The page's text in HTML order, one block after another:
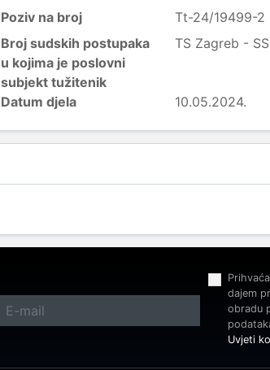
Poziv na broj
Tt-24/19499-2
Broj sudskih postupaka
u kojima je poslovni
subjekt tužitenik
TS Zagreb -
Datum djela 10.05.2024.
dajem
obradu
Uvjeti